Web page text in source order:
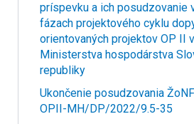
príspevku a ich posudzovanie
fázach projektového cyklu
orientovaných projektov OP II
Ministerstva hospodárstva
republiky
Ukončenie posudzovania
OPII-MH/DP/2022/9.5-35